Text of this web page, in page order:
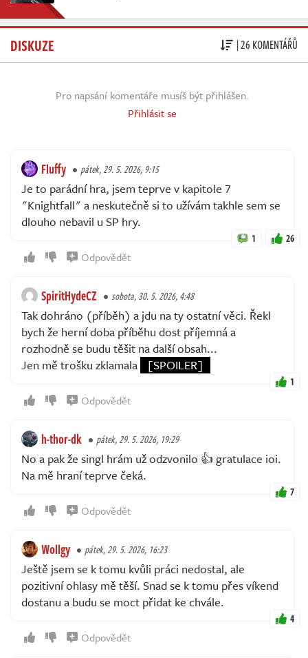
DISKUZE | 26 KOMENTÁŘŮ
Pro napsání komentáře musíš být přihlášen.
Přihlásit se
Fluffy pátek, 29. 5. 2026, 9:15
Je to parádní hra, jsem teprve v kapitole 7
"Knightfall" a neskutečně si to užívám takhle sem se
dlouho nebavil u SP hry.
1 26
Odpovědět
SpiritHydeCZ sobota, 30. 5. 2026, 4:48
Tak dohráno (příběh) a jdu na ty ostatní věci. Řekl
bych že herní doba příběhu dost příjemná a
rozhodně se budu těšit na další obsah...
Jen mě trošku zklamala
[SPOILER]
1
Odpovědět
h-thor-dk pátek, 29. 5. 2026, 19:29
No a pak že singl hrám už odzvonilo 👍 gratulace ioi.
Na mě hraní teprve čeká.
7
Odpovědět
Wollgy pátek, 29. 5. 2026, 16:23
Ještě jsem se k tomu kvůli práci nedostal, ale
pozitivní ohlasy mě těší. Snad se k tomu přes víkend
dostanu a budu se moct přidat ke chvále.
4
Odpovědět